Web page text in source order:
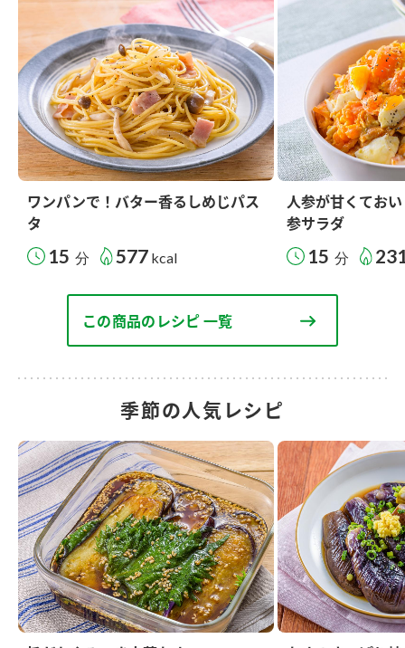
ワンパンで！バター香るしめじパス
タ
15 分 577 kcal
人参が甘くてお
参サラダ
15 分
この商品のレシピ 一覧
季節の人気レシピ